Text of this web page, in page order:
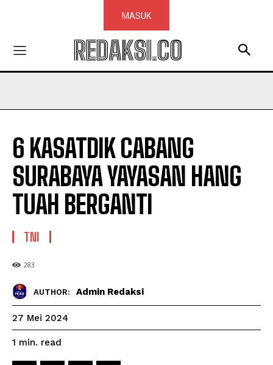
MASUK
REDAKSI.CO
6 KASATDIK CABANG
SURABAYA YAYASAN HANG
TUAH BERGANTI
TNI
283
AUTHOR: Admin Redaksi
27 Mei 2024
1 min. read